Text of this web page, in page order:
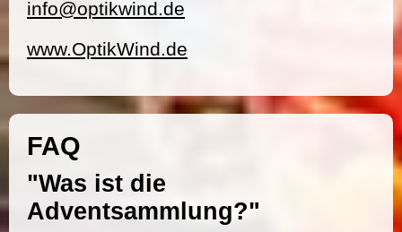
info@optikwind.de
www.OptikWind.de
FAQ
"Was ist die
Adventsammlung?"